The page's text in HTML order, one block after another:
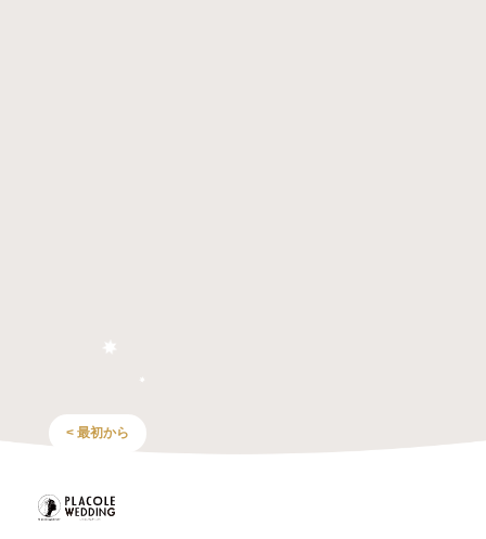
< 最初から